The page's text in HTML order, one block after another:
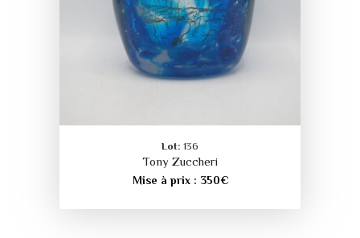
Lot: 136
Tony Zuccheri
Mise à prix : 350€